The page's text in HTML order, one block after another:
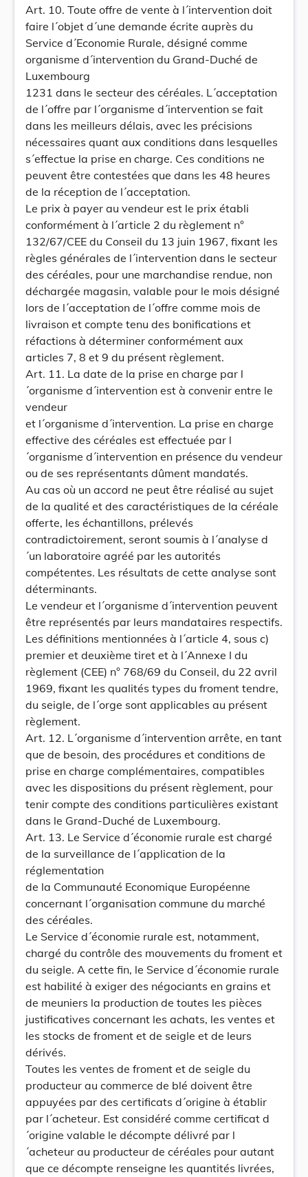
Art. 10. Toute offre de vente à l´intervention doit
faire l´objet d´une demande écrite auprès du
Service d´Economie Rurale, désigné comme
organisme d´intervention du Grand-Duché de
Luxembourg
1231 dans le secteur des céréales. L´acceptation
de l´offre par l´organisme d´intervention se fait
dans les meilleurs délais, avec les précisions
nécessaires quant aux conditions dans lesquelles
s´effectue la prise en charge. Ces conditions ne
peuvent être contestées que dans les 48 heures
de la réception de l´acceptation.
Le prix à payer au vendeur est le prix établi
conformément à l´article 2 du règlement n°
132/67/CEE du Conseil du 13 juin 1967, fixant les
règles générales de l´intervention dans le secteur
des céréales, pour une marchandise rendue, non
déchargée magasin, valable pour le mois désigné
lors de l´acceptation de l´offre comme mois de
livraison et compte tenu des bonifications et
réfactions à déterminer conformément aux
articles 7, 8 et 9 du présent règlement.
Art. 11. La date de la prise en charge par l
´organisme d´intervention est à convenir entre le
vendeur
et l´organisme d´intervention. La prise en charge
effective des céréales est effectuée par l
´organisme d´intervention en présence du vendeur
ou de ses représentants dûment mandatés.
Au cas où un accord ne peut être réalisé au sujet
de la qualité et des caractéristiques de la céréale
offerte, les échantillons, prélevés
contradictoirement, seront soumis à l´analyse d
´un laboratoire agréé par les autorités
compétentes. Les résultats de cette analyse sont
déterminants.
Le vendeur et l´organisme d´intervention peuvent
être représentés par leurs mandataires respectifs.
Les définitions mentionnées à l´article 4, sous c)
premier et deuxième tiret et à l´Annexe I du
règlement (CEE) n° 768/69 du Conseil, du 22 avril
1969, fixant les qualités types du froment tendre,
du seigle, de l´orge sont applicables au présent
règlement.
Art. 12. L´organisme d´intervention arrête, en tant
que de besoin, des procédures et conditions de
prise en charge complémentaires, compatibles
avec les dispositions du présent règlement, pour
tenir compte des conditions particulières existant
dans le Grand-Duché de Luxembourg.
Art. 13. Le Service d´économie rurale est chargé
de la surveillance de l´application de la
réglementation
de la Communauté Economique Européenne
concernant l´organisation commune du marché
des céréales.
Le Service d´économie rurale est, notamment,
chargé du contrôle des mouvements du froment et
du seigle. A cette fin, le Service d´économie rurale
est habilité à exiger des négociants en grains et
de meuniers la production de toutes les pièces
justificatives concernant les achats, les ventes et
les stocks de froment et de seigle et de leurs
dérivés.
Toutes les ventes de froment et de seigle du
producteur au commerce de blé doivent être
appuyées par des certificats d´origine à établir
par l´acheteur. Est considéré comme certificat d
´origine valable le décompte délivré par l
´acheteur au producteur de céréales pour autant
que ce décompte renseigne les quantités livrées,